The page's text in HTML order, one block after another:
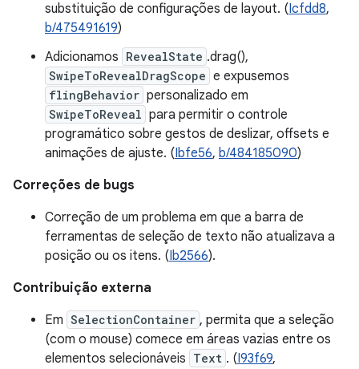
substituição de configurações de layout. (Icfdd8,
b/475491619)
Adicionamos RevealState .drag(),
SwipeToRevealDragScope e expusemos
flingBehavior personalizado em
SwipeToReveal para permitir o controle
programático sobre gestos de deslizar, offsets e
animações de ajuste. (Ibfe56, b/484185090)
Correções de bugs
Correção de um problema em que a barra de
ferramentas de seleção de texto não atualizava a
posição ou os itens. (Ib2566).
Contribuição externa
Em SelectionContainer , permita que a seleção
(com o mouse) comece em áreas vazias entre os
elementos selecionáveis Text . (I93f69,